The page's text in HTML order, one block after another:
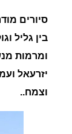
סיורים
בין גליל
ומרמות
יזרעאל
וצמח..